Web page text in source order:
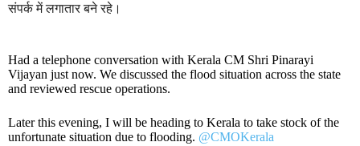
संपर्क में लगातार बने रहे।
Had a telephone conversation with Kerala CM Shri Pinarayi
Vijayan just now. We discussed the flood situation across the state
and reviewed rescue operations.
Later this evening, I will be heading to Kerala to take stock of the
unfortunate situation due to flooding. @CMOKerala